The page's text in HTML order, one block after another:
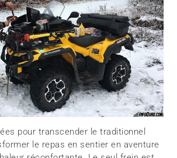
pour transcender le traditionnel
le repas en sentier en aventure